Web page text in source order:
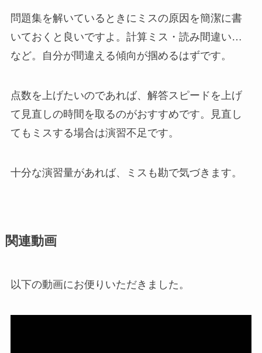
問題集を解いているときにミスの原因を簡潔に書
いておくと良いですよ。計算ミス・読み間違い…
など。自分が間違える傾向が掴めるはずです。
点数を上げたいのであれば、解答スピードを上げ
て見直しの時間を取るのがおすすめです。見直し
てもミスする場合は演習不足です。
十分な演習量があれば、ミスも勘で気づきます。
関連動画
以下の動画にお便りいただきました。